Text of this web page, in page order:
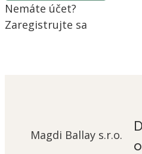
Nemáte účet?
Zaregistrujte sa
Magdi Ballay s.r.o.